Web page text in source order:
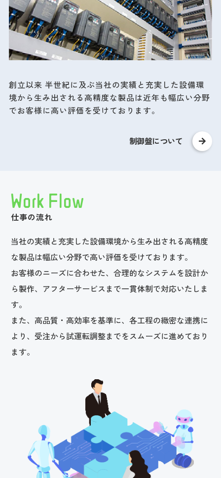
創立以来 半世紀に及ぶ当社の実績と充実した設備環
境から生み出される高精度な製品は近年も幅広い分野
でお客様に高い評価を受けております。
制御盤について
Work Flow
仕事の流れ
当社の実績と充実した設備環境から生み出される高精度
な製品は幅広い分野で高い評価を受けております。
お客様のニーズに合わせた、合理的なシステムを設計か
ら製作、アフターサービスまで一貫体制で対応いたしま
す。
また、高品質・高効率を基準に、各工程の緻密な連携に
より、受注から試運転調整までをスムーズに進めており
ます。